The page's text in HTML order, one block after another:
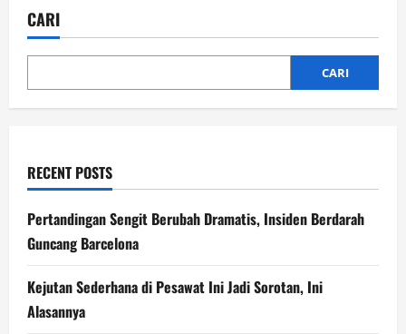
Krusial
Cuti
CARI
CARI
RECENT POSTS
Pertandingan Sengit Berubah Dramatis, Insiden Berdarah
Guncang Barcelona
Kejutan Sederhana di Pesawat Ini Jadi Sorotan, Ini
Alasannya